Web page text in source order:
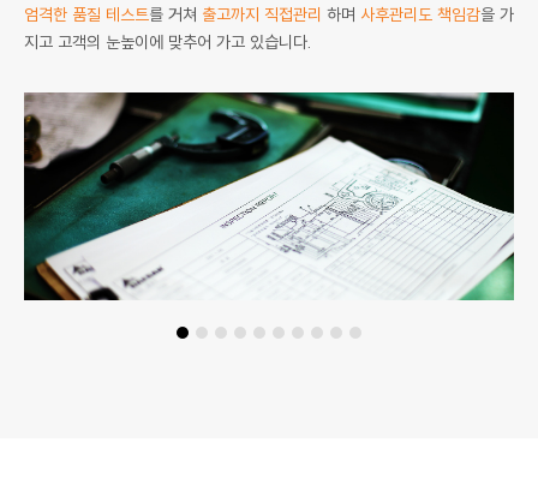
엄격한 품질 테스트를 거쳐 출고까지 직접관리 하며 사후관리도 책임감을 가
지고 고객의 눈높이에 맞추어 가고 있습니다.